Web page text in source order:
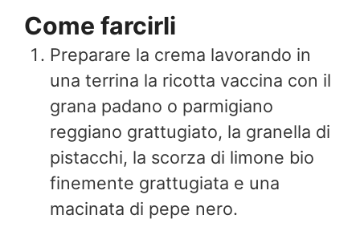
Come farcirli
Preparare la crema lavorando in
una terrina la ricotta vaccina con il
grana padano o parmigiano
reggiano grattugiato, la granella di
pistacchi, la scorza di limone bio
finemente grattugiata e una
macinata di pepe nero.